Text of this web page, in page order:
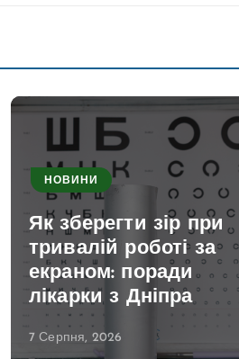
НОВИНИ
Як зберегти зір при
тривалій роботі за
екраном: поради
лікарки з Дніпра
7 Серпня, 2026